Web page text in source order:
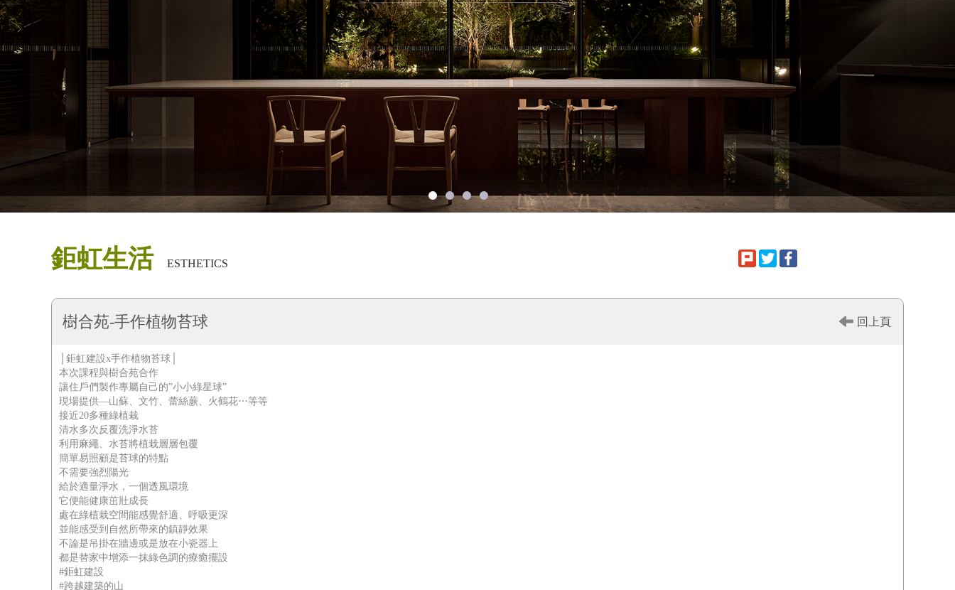
1 2 3 4
鉅虹生活 ESTHETICS
樹合苑-手作植物苔球 回上頁
│鉅虹建設x手作植物苔球│
本次課程與樹合苑合作
讓住戶們製作專屬自己的”小小綠星球”
現場提供—山蘇、文竹、蕾絲蕨、火鶴花⋯等等
接近20多種綠植栽
清水多次反覆洗淨水苔
利用麻繩、水苔將植栽層層包覆
簡單易照顧是苔球的特點
不需要強烈陽光
給於適量淨水，一個透風環境
它便能健康茁壯成長
處在綠植栽空間能感覺舒適、呼吸更深
並能感受到自然所帶來的鎮靜效果
不論是吊掛在牆邊或是放在小瓷器上
都是替家中增添一抹綠色調的療癒擺設
#鉅虹建設
#跨越建築的山